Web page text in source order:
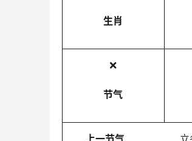
生肖
❌
节气
上一节气 立